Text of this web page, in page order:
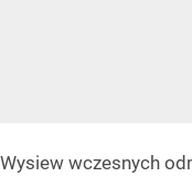
Wysiew wczesnych